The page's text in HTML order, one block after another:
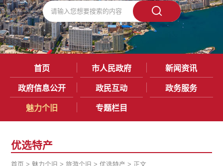
首页 市人民政府 新闻资讯
政府信息公开 政民互动 政务服务
魅力个旧 专题栏目
优选特产
首页 > 魅力个旧 >旅游个旧 >优选特产 > 正文